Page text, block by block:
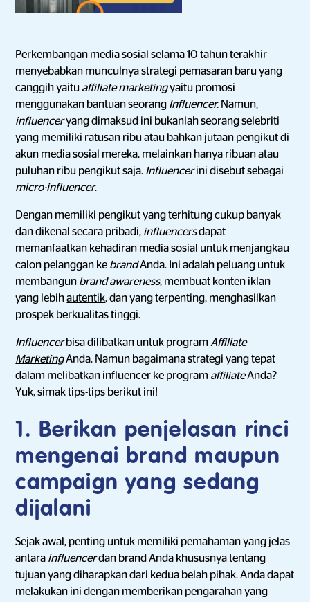
Perkembangan media sosial selama 10 tahun terakhir
menyebabkan munculnya strategi pemasaran baru yang
canggih yaitu affiliate marketingyaitu promosi
menggunakan bantuan seorang Influencer. Namun,
influenceryang dimaksud ini bukanlah seorang selebriti
yang memiliki ratusan ribu atau bahkan jutaan pengikut di
akun media sosial mereka, melainkan hanya ribuan atau
puluhan ribu pengikut saja. Influencerini disebut sebagai
micro-influencer.
Dengan memiliki pengikut yang terhitung cukup banyak
dan dikenal secara pribadi, influencersdapat
memanfaatkan kehadiran media sosial untuk menjangkau
calon pelanggan ke brandAnda. Ini adalah peluang untuk
membangun brand awareness, membuat konten iklan
yang lebihautentik, dan yang terpenting, menghasilkan
prospek berkualitas tinggi.
Influencerbisa dilibatkan untuk program Affiliate
MarketingAnda. Namun bagaimana strategi yang tepat
dalam melibatkan influencer ke program affiliateAnda?
Yuk, simak tips-tips berikut ini!
1. Berikan penjelasan rinci
mengenai brand maupun
campaign yang sedang
dijalani
Sejak awal, penting untuk memiliki pemahaman yang jelas
antara influencerdan brand Anda khususnya tentang
tujuan yang diharapkan dari kedua belah pihak. Anda dapat
melakukan ini dengan memberikan pengarahan yang